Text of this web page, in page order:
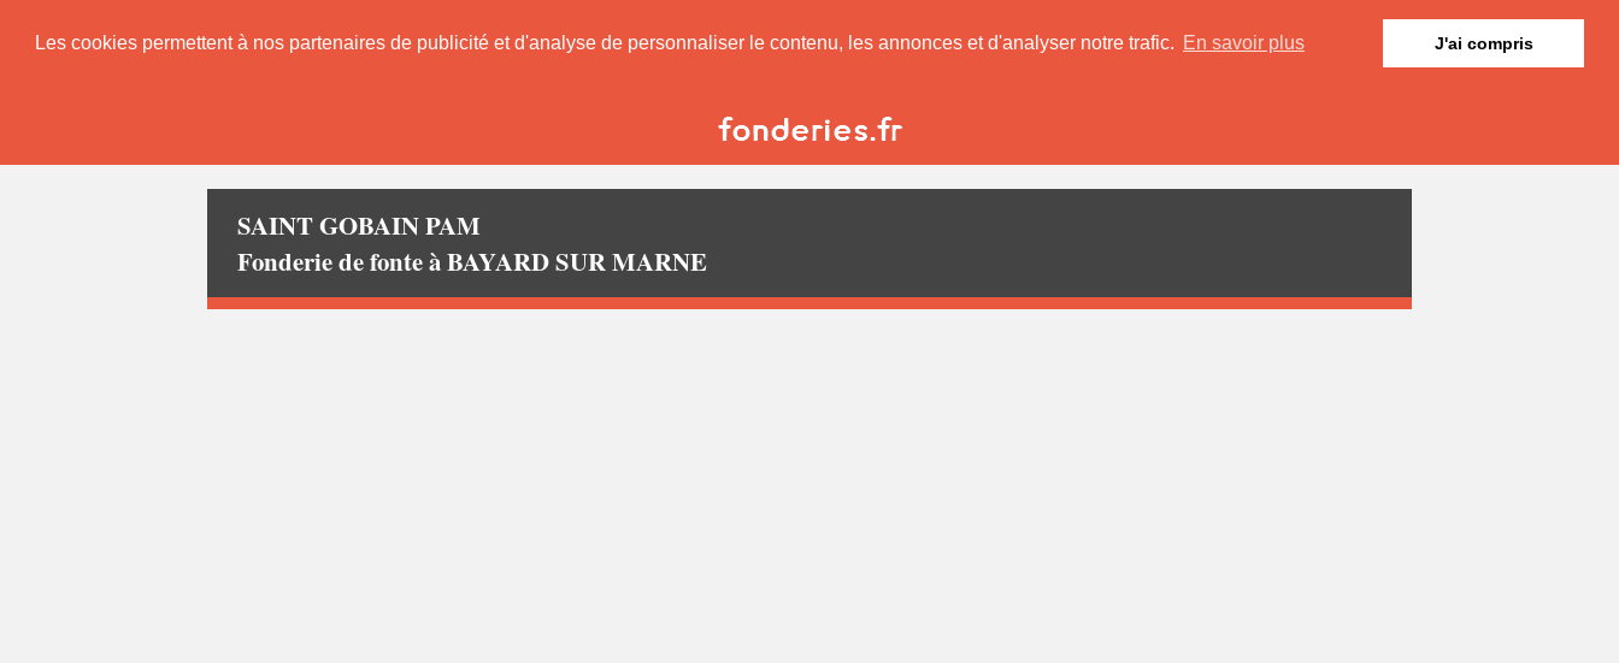
Les cookies permettent à nos partenaires de publicité et d'analyse de personnaliser le contenu, les annonces et d'analyser notre trafic. En savoir plus J'ai compris
SAINT GOBAIN PAM
Fonderie de fonte à BAYARD SUR MARNE